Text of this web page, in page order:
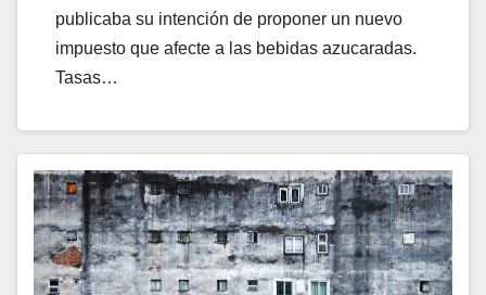
publicaba su intención de proponer un nuevo
impuesto que afecte a las bebidas azucaradas.
Tasas…